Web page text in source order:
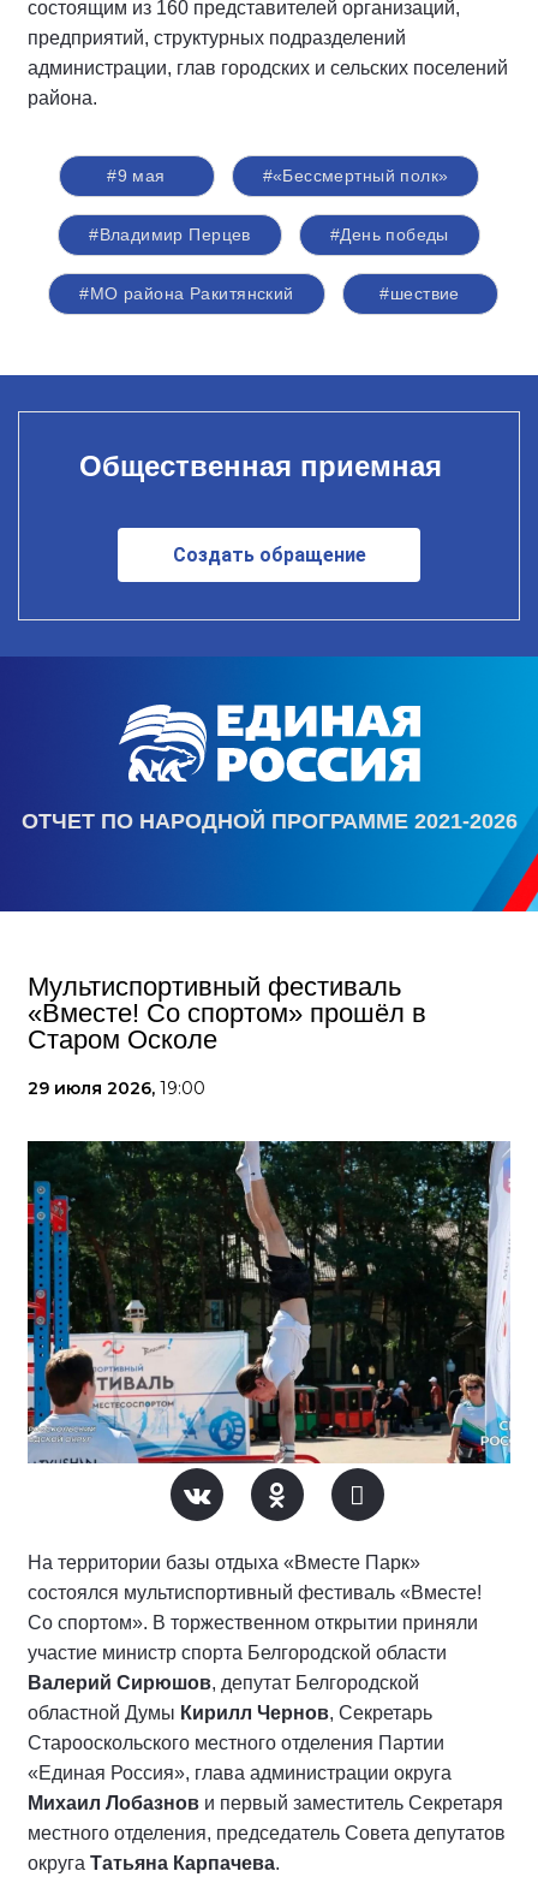
состоящим из 160 представителей организаций,
предприятий, структурных подразделений
администрации, глав городских и сельских поселений
района.
#9 мая #«Бессмертный полк»
#Владимир Перцев #День победы
#МО района Ракитянский #шествие
Общественная приемная
Создать обращение
ОТЧЕТ ПО НАРОДНОЙ ПРОГРАММЕ 2021-2026
Мультиспортивный фестиваль
«Вместе! Со спортом» прошёл в
Старом Осколе
29 июля 2026, 19:00
На территории базы отдыха «Вместе Парк»
состоялся мультиспортивный фестиваль «Вместе!
Со спортом». В торжественном открытии приняли
участие министр спорта Белгородской области
Валерий Сирюшов, депутат Белгородской
областной Думы Кирилл Чернов, Секретарь
Старооскольского местного отделения Партии
«Единая Россия», глава администрации округа
Михаил Лобазнов и первый заместитель Секретаря
местного отделения, председатель Совета депутатов
округа Татьяна Карпачева.